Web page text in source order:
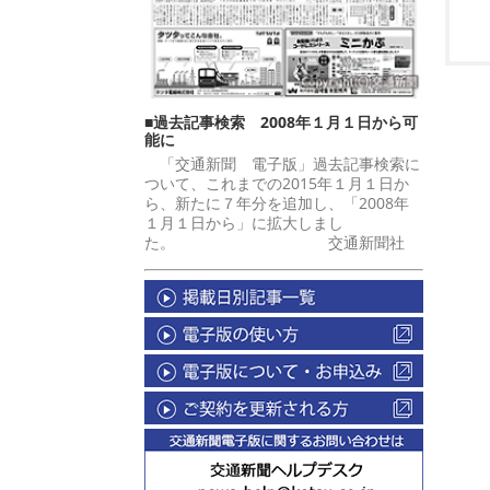
■過去記事検索 2008年１月１日から可
能に
「交通新聞 電子版」過去記事検索に
ついて、これまでの2015年１月１日か
ら、新たに７年分を追加し、「2008年
１月１日から」に拡大しまし
た。 交通新聞社